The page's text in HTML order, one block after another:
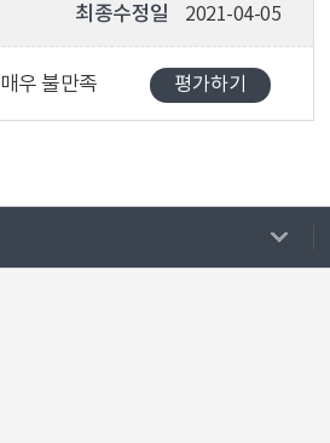
최종수정일 2021-04-05
매우 불만족